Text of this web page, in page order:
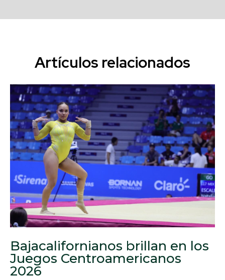
Artículos relacionados
Bajacalifornianos brillan en los
Juegos Centroamericanos
2026